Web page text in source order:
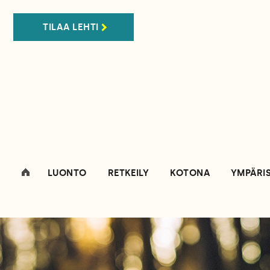
TILAA LEHTI
LUONTO RETKEILY KOTONA